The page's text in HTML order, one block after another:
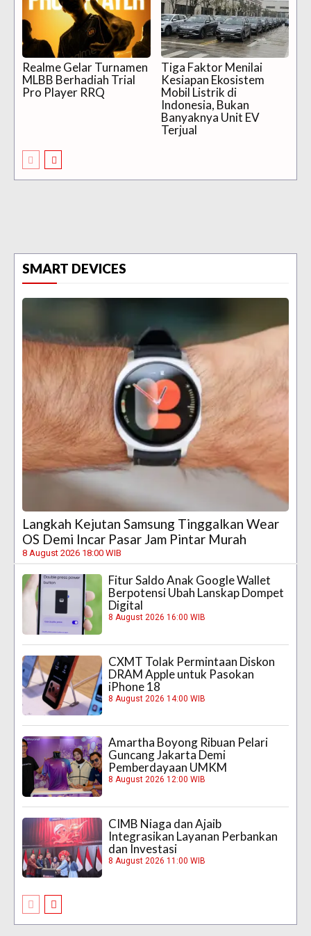
Realme Gelar Turnamen
MLBB Berhadiah Trial
Pro Player RRQ
Tiga Faktor Menilai
Kesiapan Ekosistem
Mobil Listrik di
Indonesia, Bukan
Banyaknya Unit EV
Terjual
SMART DEVICES
Langkah Kejutan Samsung Tinggalkan Wear
OS Demi Incar Pasar Jam Pintar Murah
8 August 2026 18:00 WIB
Fitur Saldo Anak Google Wallet
Berpotensi Ubah Lanskap Dompet
Digital
8 August 2026 16:00 WIB
CXMT Tolak Permintaan Diskon
DRAM Apple untuk Pasokan
iPhone 18
8 August 2026 14:00 WIB
Amartha Boyong Ribuan Pelari
Guncang Jakarta Demi
Pemberdayaan UMKM
8 August 2026 12:00 WIB
CIMB Niaga dan Ajaib
Integrasikan Layanan Perbankan
dan Investasi
8 August 2026 11:00 WIB